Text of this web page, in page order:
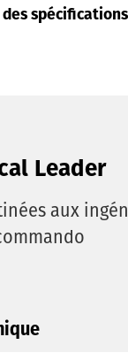
Leader
aux